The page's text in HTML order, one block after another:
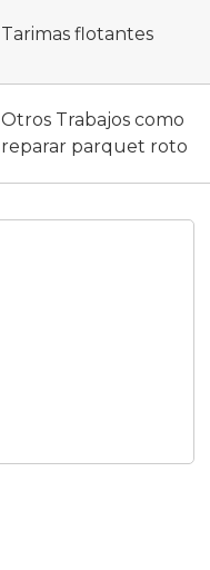
Tarimas flotantes
Otros Trabajos como
reparar parquet roto